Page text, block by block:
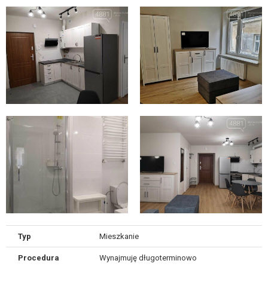
Typ Mieszkanie
Procedura Wynajmuję długoterminowo